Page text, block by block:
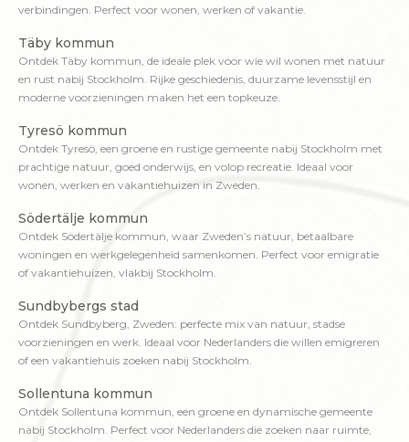
verbindingen. Perfect voor wonen, werken of vakantie.
Täby kommun
Ontdek Täby kommun, de ideale plek voor wie wil wonen met natuur
en rust nabij Stockholm. Rijke geschiedenis, duurzame levensstijl en
moderne voorzieningen maken het een topkeuze.
Tyresö kommun
Ontdek Tyresö, een groene en rustige gemeente nabij Stockholm met
prachtige natuur, goed onderwijs, en volop recreatie. Ideaal voor
wonen, werken en vakantiehuizen in Zweden.
Södertälje kommun
Ontdek Södertälje kommun, waar Zweden’s natuur, betaalbare
woningen en werkgelegenheid samenkomen. Perfect voor emigratie
of vakantiehuizen, vlakbij Stockholm.
Sundbybergs stad
Ontdek Sundbyberg, Zweden: perfecte mix van natuur, stadse
voorzieningen en werk. Ideaal voor Nederlanders die willen emigreren
of een vakantiehuis zoeken nabij Stockholm.
Sollentuna kommun
Ontdek Sollentuna kommun, een groene en dynamische gemeente
nabij Stockholm. Perfect voor Nederlanders die zoeken naar ruimte,